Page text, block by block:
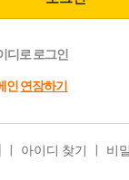
디로 로그인
인 연장하기
아이디 찾기 비